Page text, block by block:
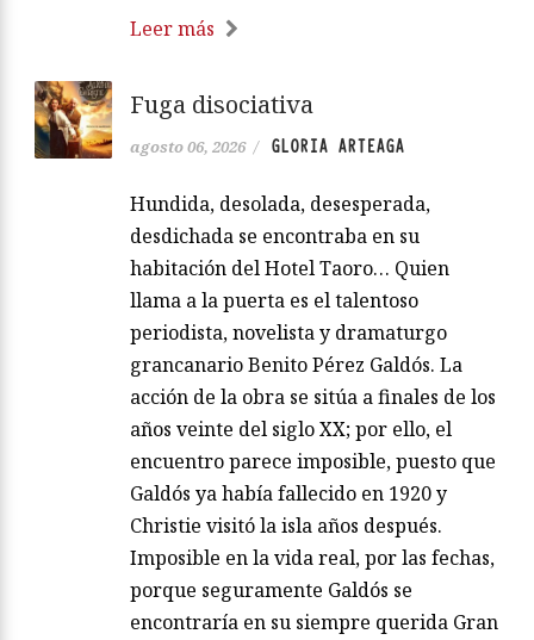
Leer más
Fuga disociativa
agosto 06, 2026 / GLORIA ARTEAGA
Hundida, desolada, desesperada,
desdichada se encontraba en su
habitación del Hotel Taoro… Quien
llama a la puerta es el talentoso
periodista, novelista y dramaturgo
grancanario Benito Pérez Galdós. La
acción de la obra se sitúa a finales de los
años veinte del siglo XX; por ello, el
encuentro parece imposible, puesto que
Galdós ya había fallecido en 1920 y
Christie visitó la isla años después.
Imposible en la vida real, por las fechas,
porque seguramente Galdós se
encontraría en su siempre querida Gran